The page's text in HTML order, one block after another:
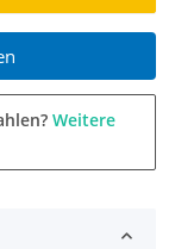
Weitere